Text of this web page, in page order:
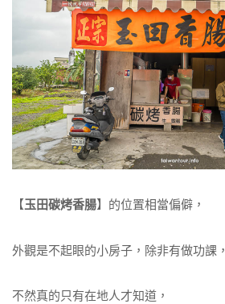
【玉田碳烤香腸】的位置相當偏僻，
外觀是不起眼的小房子，除非有做功課，
不然真的只有在地人才知道，